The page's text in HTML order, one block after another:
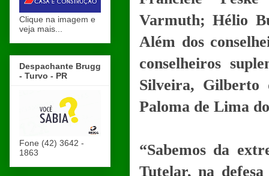
Varmuth; Hélio
Além dos
conselheiros
Silveira, Gilberto
Paloma de Lima
“Sabemos da
Tutelar, na
Clique na imagem e
veja mais...
Despachante Brugg
- Turvo - PR
Fone (42) 3642 -
1863